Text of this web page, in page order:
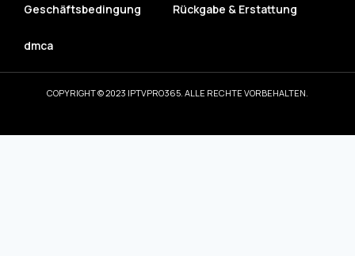
Geschäftsbedingung Rückgabe & Erstattung
dmca
COPYRIGHT © 2023 IPTVPRO365. ALLE RECHTE VORBEHALTEN.